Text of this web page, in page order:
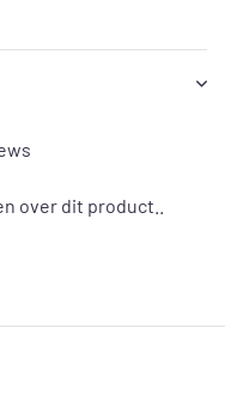
over dit product..